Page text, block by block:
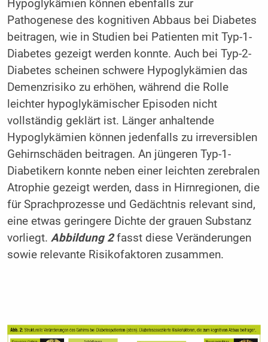
Hypoglykämien können ebenfalls zur
Pathogenese des kognitiven Abbaus bei Diabetes
beitragen, wie in Studien bei Patienten mit Typ-1-
Diabetes gezeigt werden konnte. Auch bei Typ-2-
Diabetes scheinen schwere Hypoglykämien das
Demenzrisiko zu erhöhen, während die Rolle
leichter hypoglykämischer Episoden nicht
vollständig geklärt ist. Länger anhaltende
Hypoglykämien können jedenfalls zu irreversiblen
Gehirnschäden beitragen. An jüngeren Typ-1-
Diabetikern konnte neben einer leichten zerebralen
Atrophie gezeigt werden, dass in Hirnregionen, die
für Sprachprozesse und Gedächtnis relevant sind,
eine etwas geringere Dichte der grauen Substanz
vorliegt. Abbildung 2fasst diese Veränderungen
sowie relevante Risikofaktoren zusammen.